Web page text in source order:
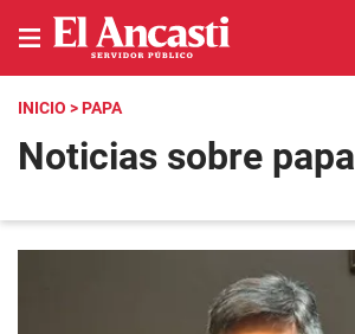
INICIO > PAPA
Noticias sobre papa